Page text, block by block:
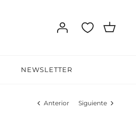
NEWSLETTER
Anterior Siguiente